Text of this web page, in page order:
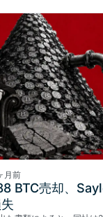
月前
BTC売却、